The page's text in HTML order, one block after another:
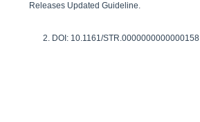
Releases Updated Guideline.
2. DOI: 10.1161/STR.0000000000000158